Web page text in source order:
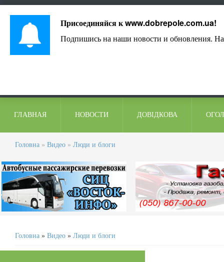
ГЛАВНАЯ НОВОСТИ ДОВІДКОВА
Головна » Видео » Люди и блоги
Головна » Видео » Люди и блоги
Присоединяйся кwww.dobrepole.com.ua!
Подпишись на наши новости и обновления.